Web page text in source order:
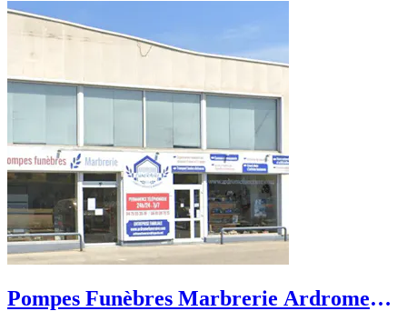
Pompes Funèbres Marbrerie Ardrome